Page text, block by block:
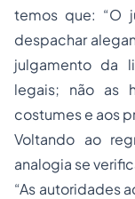
temos que: “O
despachar
julgamento da
legais; não as
costumes e aos
Voltando ao
analogia se
“As autoridades